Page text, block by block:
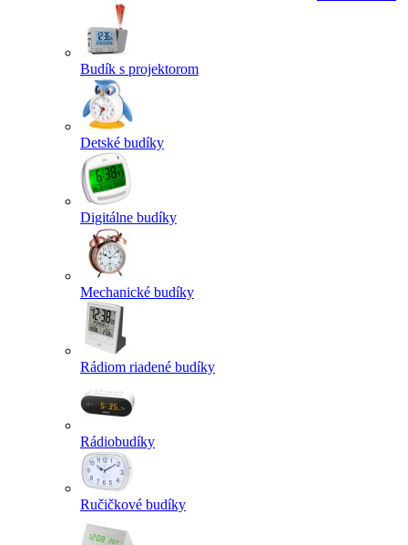
Budík s projektorom
Detské budíky
Digitálne budíky
Mechanické budíky
Rádiom riadené budíky
Rádiobudíky
Ručičkové budíky